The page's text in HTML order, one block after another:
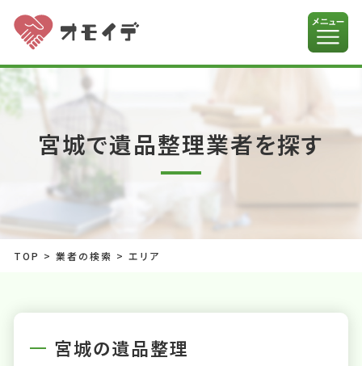
宮城で遺品整理業者を探す
TOP > 業者の検索 > エリア
宮城の遺品整理